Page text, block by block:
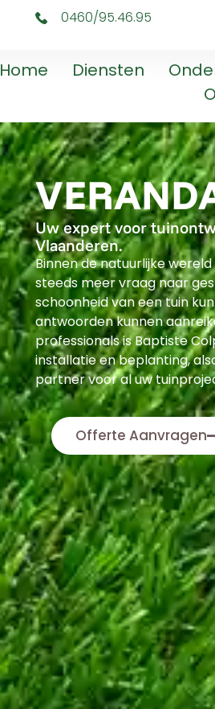
0460/95.46.95
Home Diensten
Uw expert voor
Vlaanderen.
Binnen de natuurlijke
steeds meer vraag naar
schoonheid van een tuin
antwoorden kunnen
professionals is Baptiste
installatie en beplanting,
partner voor al uw
Offerte Aanvragen